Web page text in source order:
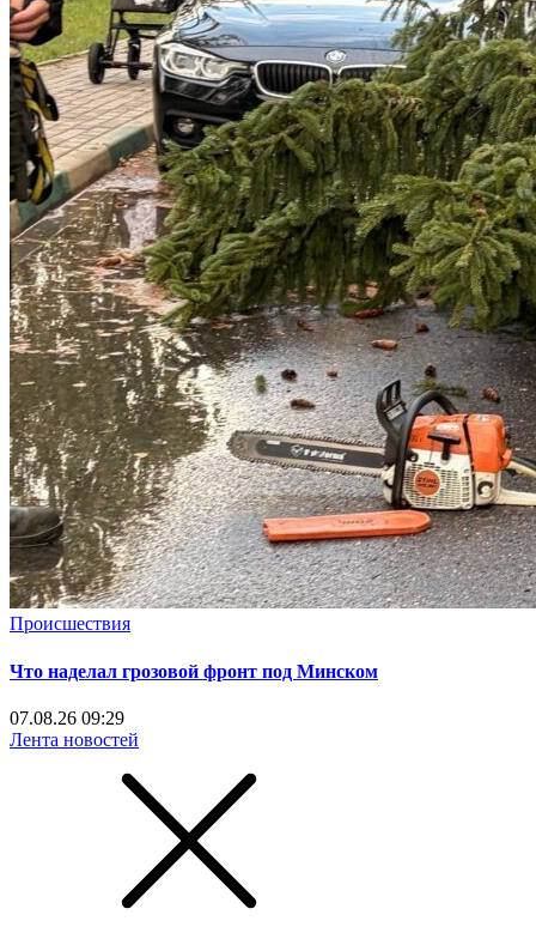
Происшествия
Что наделал грозовой фронт под Минском
07.08.26 09:29
Лента новостей